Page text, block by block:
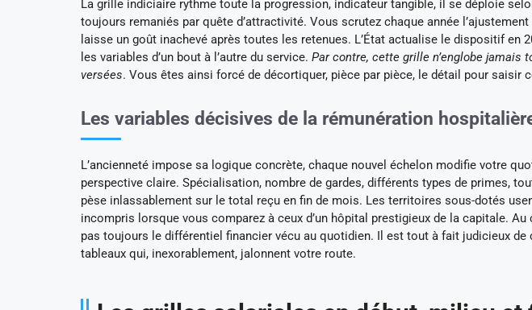
La grille indiciaire rythme toute la progression, indicateur tangible, il se déploie
toujours remaniés par quête d’attractivité. Vous scrutez chaque année
laisse un goût inachevé après toutes les retenues. L’État actualise le dispositif en
les variables d’un bout à l’autre du service. Par contre, cette grille n’englobe
versées. Vous êtes ainsi forcé de décortiquer, pièce par pièce, le détail pour saisir
Les variables décisives de la rémunération
L’ancienneté impose sa logique concrète, chaque nouvel échelon modifie votre
perspective claire. Spécialisation, nombre de gardes, différents types de primes,
pèse inlassablement sur le total reçu en fin de mois. Les territoires sous-dotés
incompris lorsque vous comparez à ceux d’un hôpital prestigieux de la capitale.
pas toujours le différentiel financier vécu au quotidien. Il est tout à fait judicieux
tableaux qui, inexorablement, jalonnent votre route.